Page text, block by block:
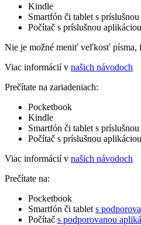
Kindle
Smartfón či tablet s
Počítač s príslušnou aplikáciou
Nie je možné meniť veľkosť písma,
Viac informácií v našich návodoch
Prečítate na zariadeniach:
Pocketbook
Kindle
Smartfón či tablet s
Počítač s príslušnou aplikáciou
Viac informácií v našich návodoch
Prečítate na:
Pocketbook
Smartfón či tablet s
Počítač s podporovanou